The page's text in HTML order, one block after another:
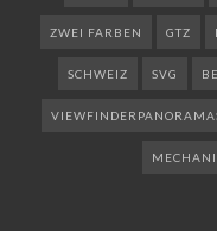
ZWEI FARBEN GTZ
SCHWEIZ SVG